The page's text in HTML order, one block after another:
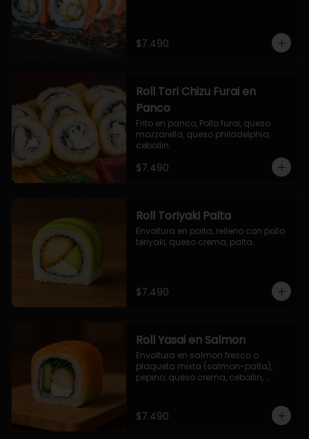
$7.490
Roll Tori Chizu Furai en
Panco
Frito en panco, Pollo furai, queso
mozzarella, queso philadelphia,
cebollin.
$7.490
Roll Toriyaki Palta
Envoltura en palta, relleno con pollo
teriyaki, queso crema, palta.
$7.490
Roll Yasai en Salmon
Envoltura en salmon fresco o
plaqueta mixta (salmon-palta),
pepino, queso crema, cebollin,
$7.490